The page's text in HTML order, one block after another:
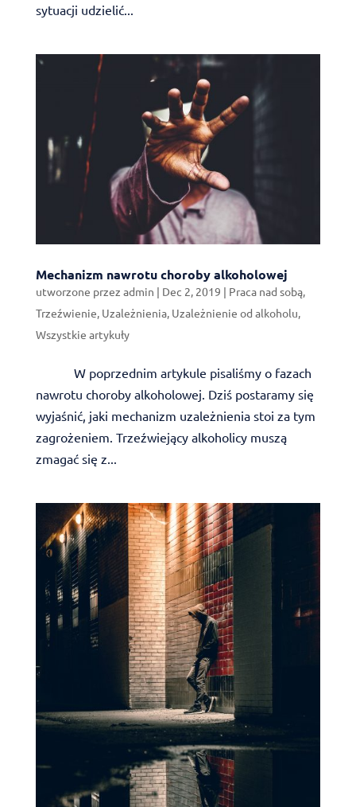
sytuacji udzielić...
Mechanizm nawrotu choroby alkoholowej
utworzone przez admin | Dec 2, 2019 | Praca nad sobą,
Trzeźwienie, Uzależnienia, Uzależnienie od alkoholu,
Wszystkie artykuły
W poprzednim artykule pisaliśmy o fazach
nawrotu choroby alkoholowej. Dziś postaramy się
wyjaśnić, jaki mechanizm uzależnienia stoi za tym
zagrożeniem. Trzeźwiejący alkoholicy muszą
zmagać się z...